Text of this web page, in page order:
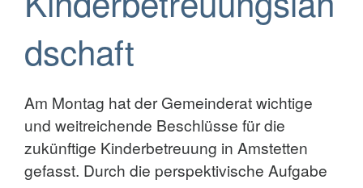
dschaft
Am Montag hat der Gemeinderat wichtige
und weitreichende Beschlüsse für die
zukünftige Kinderbetreuung in Amstetten
gefasst. Durch die perspektivische Aufgabe